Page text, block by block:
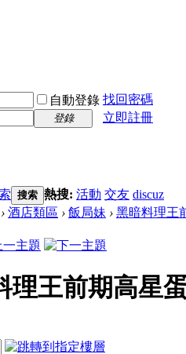
自動登錄 找回密碼
登錄
立即註冊
搜索 熱搜: 活動 交友 discuz
› 酒店類區 › 飯局妹 › 黑暗料理王
理王前期高星